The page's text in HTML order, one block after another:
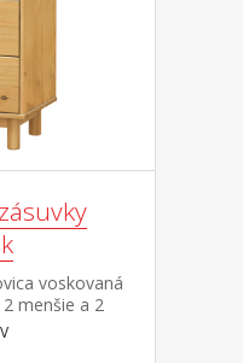
voskovaná
menšie a 2